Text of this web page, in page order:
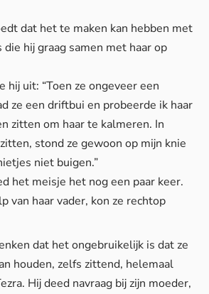
dat het te maken kan hebben met
hij graag samen met haar op
hij uit: “Toen ze ongeveer een
ze een driftbui en probeerde ik haar
zitten om haar te kalmeren. In
stond ze gewoon op mijn knie
niet buigen.”
het meisje het nog een paar keer.
van haar vader, kon ze rechtop
dat het ongebruikelijk is dat ze
houden, zelfs zittend, helemaal
Hij deed navraag bij zijn moeder,